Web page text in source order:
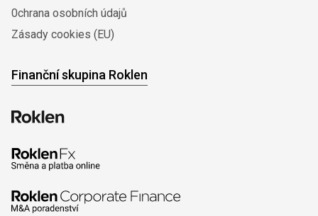
0chrana osobních údajů
Zásady cookies (EU)
Finanční skupina Roklen